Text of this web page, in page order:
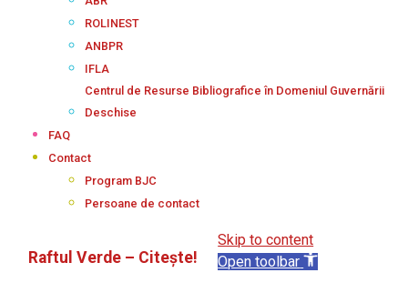
ROLINEST
ANBPR
IFLA
Centrul de Resurse Bibliografice în Domeniul Guvernării
Deschise
FAQ
Contact
Program BJC
Persoane de contact
Raftul Verde – Citește!
Skip to content
Open toolbar